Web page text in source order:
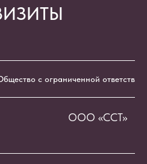
с ограниченной
ООО «ССТ»